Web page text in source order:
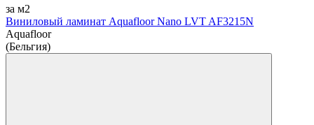
за м2
Виниловый ламинат Aquafloor Nano LVT AF3215N
Aquafloor
(Бельгия)